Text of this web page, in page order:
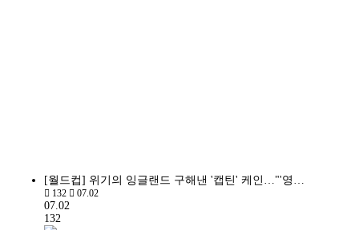
[월드컵] 위기의 잉글랜드 구해낸 '캡틴' 케인…"'영…
132 07.02
07.02
132